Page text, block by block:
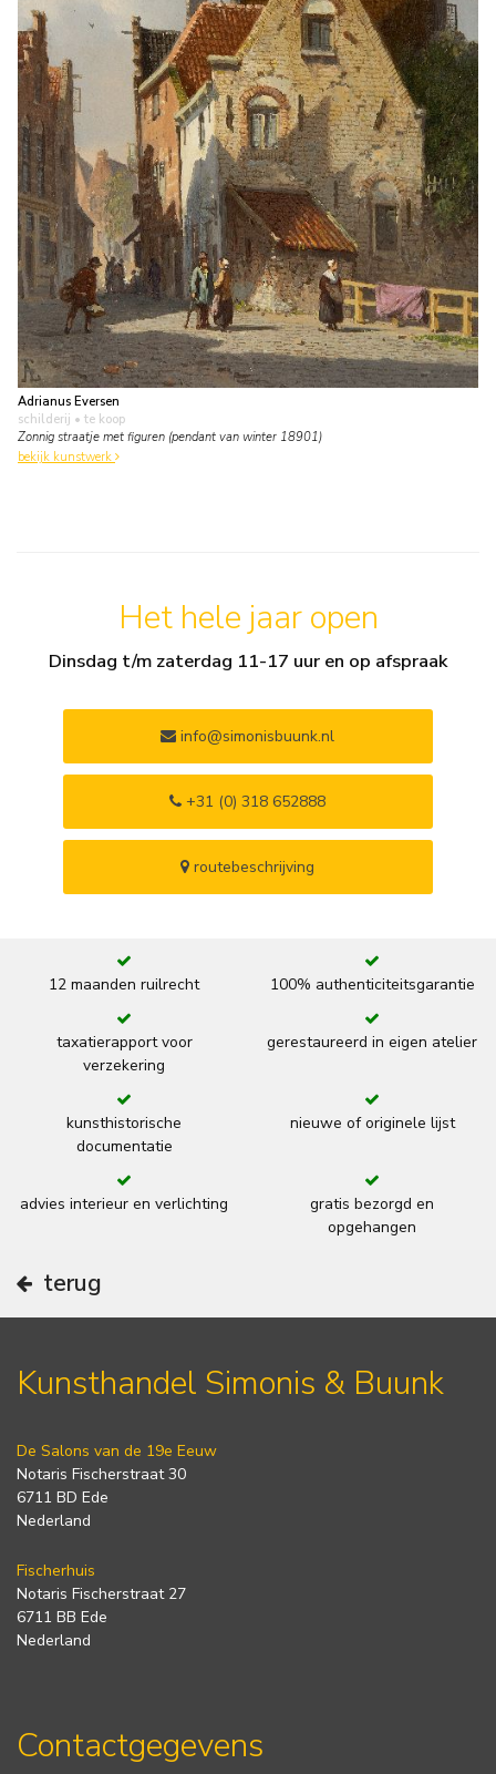
Adrianus Eversen
schilderij • te koop
Zonnig straatje met figuren (pendant van winter 18901)
bekijk kunstwerk
Het hele jaar open
Dinsdag t/m zaterdag 11-17 uur en op afspraak
info@simonisbuunk.nl
+31 (0) 318 652888
routebeschrijving
12 maanden ruilrecht 100% authenticiteitsgarantie
taxatierapport voor
verzekering
gerestaureerd in eigen atelier
kunsthistorische
documentatie
nieuwe of originele lijst
advies interieur en verlichting
gratis bezorgd en
opgehangen
terug
Kunsthandel Simonis & Buunk
De Salons van de 19e Eeuw
Notaris Fischerstraat 30
6711 BD Ede
Nederland
Fischerhuis
Notaris Fischerstraat 27
6711 BB Ede
Nederland
Contactgegevens